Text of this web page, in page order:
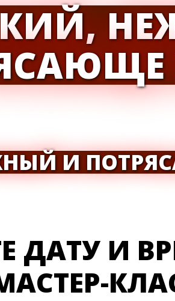
И
ДАТУ И